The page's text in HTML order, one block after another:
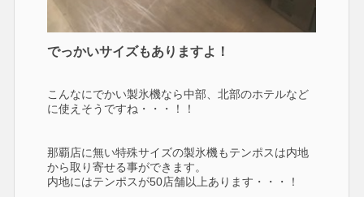
でっかいサイズもありますよ！
こんなにでかい製氷機なら中部、北部のホテルなど
に使えそうですね・・・！！
那覇店に無い特殊サイズの製氷機もテンポスは内地
から取り寄せる事ができます。
内地にはテンポスが50店舗以上あります・・・！